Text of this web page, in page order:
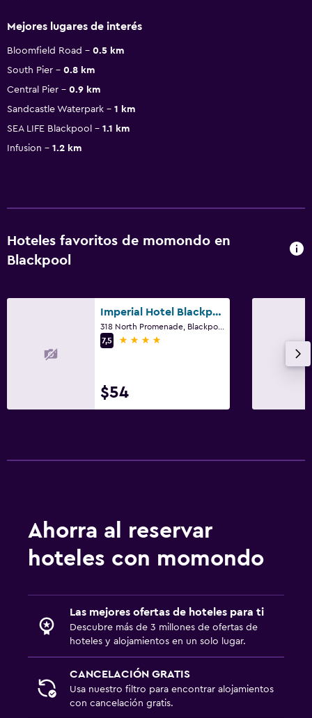
Mejores lugares de interés
Bloomfield Road
0.5 km
South Pier
0.8 km
Central Pier
0.9 km
Sandcastle Waterpark
1 km
SEA LIFE Blackpool
1.1 km
Infusion
1.2 km
Hoteles favoritos de momondo en
Blackpool
Imperial Hotel Blackpool
7,5
4 estrellas
$54
Ahorra al reservar
hoteles con momondo
Las mejores ofertas de hoteles para ti
Descubre más de 3 millones de ofertas de
hoteles y alojamientos en un solo lugar.
CANCELACIÓN GRATIS
Usa nuestro filtro para encontrar alojamientos
con cancelación gratis.